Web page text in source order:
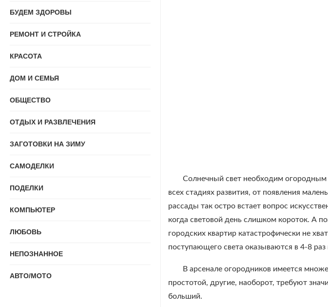
БУДЕМ ЗДОРОВЫ
РЕМОНТ И СТРОЙКА
КРАСОТА
ДОМ И СЕМЬЯ
ОБЩЕСТВО
ОТДЫХ И РАЗВЛЕЧЕНИЯ
ЗАГОТОВКИ НА ЗИМУ
САМОДЕЛКИ
ПОДЕЛКИ
КОМПЬЮТЕР
ЛЮБОВЬ
НЕПОЗНАННОЕ
АВТО/МОТО
Солнечный свет необходим огородным
всех стадиях развития, от появления
рассады так остро встает вопрос
когда световой день слишком короток. А
городских квартир катастрофически не
поступающего света оказываются в 4-8
В арсенале огородников имеется
простотой, другие, наоборот, требуют
больший.